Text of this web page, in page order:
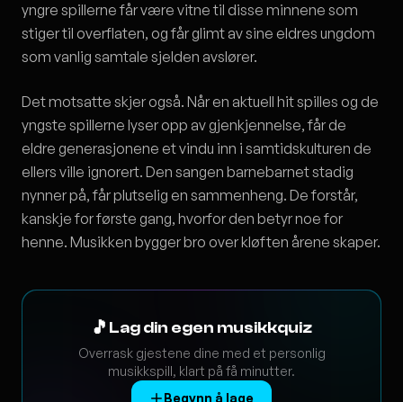
yngre spillerne får være vitne til disse minnene som
stiger til overflaten, og får glimt av sine eldres ungdom
som vanlig samtale sjelden avslører.
Det motsatte skjer også. Når en aktuell hit spilles og de
yngste spillerne lyser opp av gjenkjennelse, får de
eldre generasjonene et vindu inn i samtidskulturen de
ellers ville ignorert. Den sangen barnebarnet stadig
nynner på, får plutselig en sammenheng. De forstår,
kanskje for første gang, hvorfor den betyr noe for
henne. Musikken bygger bro over kløften årene skaper.
🎵 Lag din egen musikkquiz
Overrask gjestene dine med et personlig
musikkspill, klart på få minutter.
Begynn å lage